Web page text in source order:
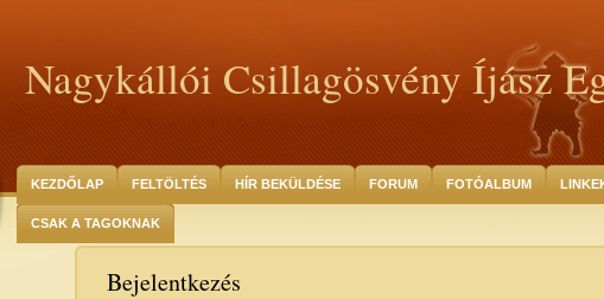
Nagykállói Csillagösvény Íjász
KEZDŐLAP FELTÖLTÉS HÍR BEKÜLDÉSE FORUM FOTÓALBUM
CSAK A TAGOKNAK
Bejelentkezés